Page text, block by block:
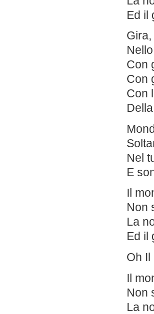
Ed il
Con
Con
Con
Nel
E
Il
Non
La
Ed il
Oh Il
Il
Non
La